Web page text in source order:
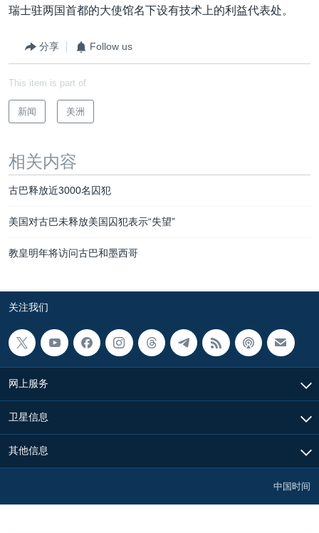
瑞士驻两国首都的大使馆名下设有技术上的利益代表处。
分享 Follow us
This item is part of
新闻 美洲
相关内容
古巴释放近3000名囚犯
美国对古巴未释放美国囚犯表示“失望”
教皇明年将访问古巴和墨西哥
关注我们
网上服务
卫星信息
其他信息
中国时间